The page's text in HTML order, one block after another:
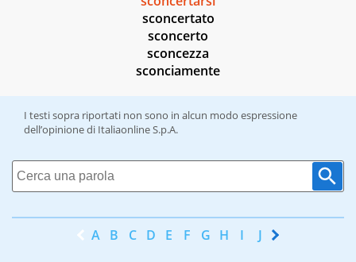
sconcertato
sconcerto
sconcezza
sconciamente
I testi sopra riportati non sono in alcun modo espressione
dell’opinione di Italiaonline S.p.A.
A B C D E F G H I J K